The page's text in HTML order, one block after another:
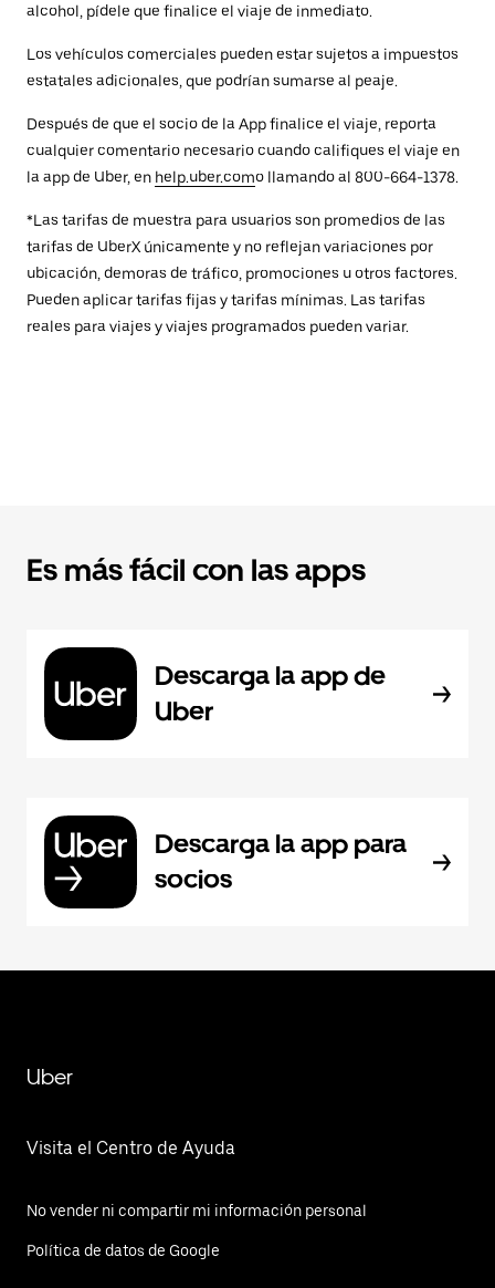
alcohol, pídele que finalice el viaje de inmediato.
Los vehículos comerciales pueden estar sujetos a impuestos
estatales adicionales, que podrían sumarse al peaje.
Después de que el socio de la App finalice el viaje, reporta
cualquier comentario necesario cuando califiques el viaje en
la app de Uber, en help.uber.como llamando al 800-664-1378.
*Las tarifas de muestra para usuarios son promedios de las
tarifas de UberX únicamente y no reflejan variaciones por
ubicación, demoras de tráfico, promociones u otros factores.
Pueden aplicar tarifas fijas y tarifas mínimas. Las tarifas
reales para viajes y viajes programados pueden variar.
Es más fácil con las apps
Descarga la app de
Uber
Descarga la app para
socios
Uber
Visita el Centro de Ayuda
No vender ni compartir mi información personal
Política de datos de Google